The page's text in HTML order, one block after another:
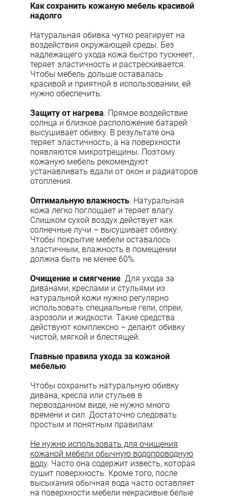
Как сохранить кожаную мебель красивой
надолго
Натуральная обивка чутко реагирует на
воздействия окружающей среды. Без
надлежащего ухода кожа быстро тускнеет,
теряет эластичность и растрескивается.
Чтобы мебель дольше оставалась
красивой и приятной в использовании, ей
нужно обеспечить:
Защиту от нагрева. Прямое воздействие
солнца и близкое расположение батарей
высушивает обивку. В результате она
теряет эластичность, а на поверхности
появляются микротрещины. Поэтому
кожаную мебель рекомендуют
устанавливать вдали от окон и радиаторов
отопления.
Оптимальную влажность. Натуральная
кожа легко поглощает и теряет влагу.
Слишком сухой воздух действует как
солнечные лучи – высушивает обивку.
Чтобы покрытие мебели оставалось
эластичным, влажность в помещении
должна быть не менее 60%.
Очищение и смягчение. Для ухода за
диванами, креслами и стульями из
натуральной кожи нужно регулярно
использовать специальные гели, спреи,
аэрозоли и жидкости. Такие средства
действуют комплексно – делают обивку
чистой, мягкой и блестящей.
Главные правила ухода за кожаной
мебелью
Чтобы сохранить натуральную обивку
дивана, кресла или стульев в
первозданном виде, не нужно много
времени и сил. Достаточно следовать
простым и понятным правилам:
Не нужно использовать для очищения
кожаной мебели обычную водопроводную
воду. Часто она содержит известь, которая
сушит поверхность. Кроме того, после
высыхания обычная вода часто оставляет
на поверхности мебели некрасивые белые